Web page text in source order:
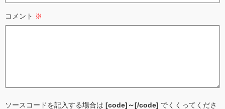
コメント ※
ソースコードを記入する場合は [code]～[/code] でくくってくださ